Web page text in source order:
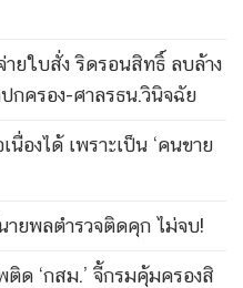
ยใบสั่ง ริดรอนสิทธิ์ ลบล้าง
กครอง-ศาลรธน.วินิจฉัย
นื่องได้ เพราะเป็น ‘คนขาย
ายพลตำรวจติดคุก ไม่จบ!
ด ‘กสม.’ จี้กรมคุ้มครองสิ